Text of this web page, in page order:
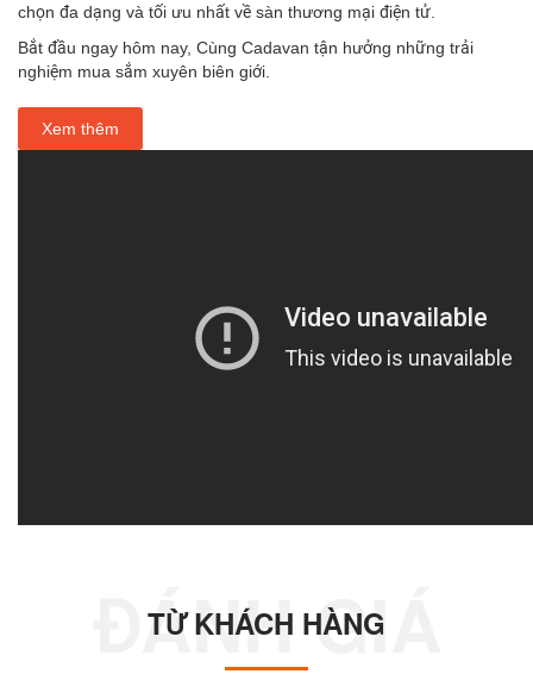
chọn đa dạng và tối ưu nhất về sàn thương mại điện tử.
Bắt đầu ngay hôm nay, Cùng Cadavan tận hưởng những trải
nghiệm mua sắm xuyên biên giới.
Xem thêm
TỪ KHÁCH HÀNG